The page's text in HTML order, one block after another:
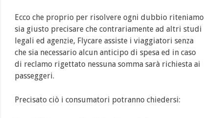
Ecco che proprio per risolvere ogni dubbio riteniamo
sia giusto precisare che contrariamente ad altri studi
legali ed agenzie, Flycare assiste i viaggiatori senza
che sia necessario alcun anticipo di spesa ed in caso
di reclamo rigettato nessuna somma sarà richiesta ai
passeggeri.
Precisato ciò i consumatori potranno chiedersi: